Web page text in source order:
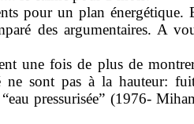
pour un plan énergétique.
des argumentaires. A
une fois de plus de
ne sont pas à la hauteur:
pressurisée” (1976-